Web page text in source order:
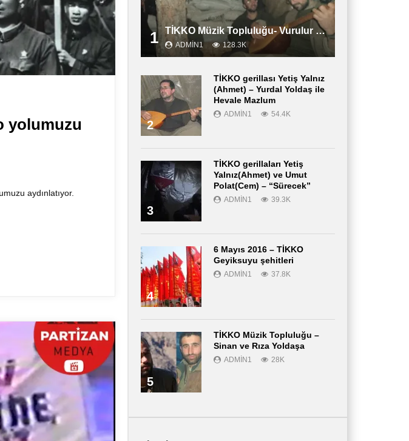
yolumuzu
aydınlatıyor.
1 TİKKO Müzik Topluluğu- Vurulur Vali
ADMIN1 128.3K
2
TİKKO gerillası Yetiş Yalnız
(Ahmet) – Yurdal Yoldaş ile
Hevale Mazlum
ADMIN1 54.4K
3
TİKKO gerillaları Yetiş
Yalnız(Ahmet) ve Umut
Polat(Cem) – “Sürecek”
ADMIN1 39.3K
4
6 Mayıs 2016 – TİKKO
Geyiksuyu şehitleri
ADMIN1 37.8K
5
TİKKO Müzik Topluluğu –
Sinan ve Rıza Yoldaşa
ADMIN1 28K